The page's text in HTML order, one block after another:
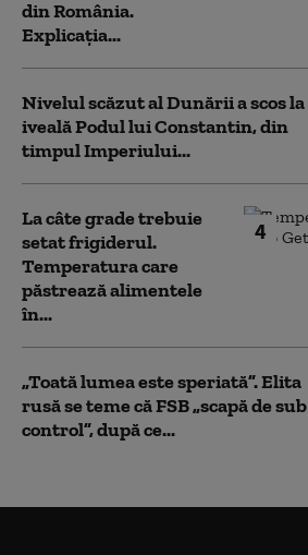
din România.
Explicația...
Nivelul scăzut al Dunării a scos la
iveală Podul lui Constantin, din
timpul Imperiului...
4
La câte grade trebuie
setat frigiderul.
Temperatura care
păstrează alimentele
în...
„Toată lumea este speriată”. Elita
rusă se teme că FSB „scapă de sub
control”, după ce...